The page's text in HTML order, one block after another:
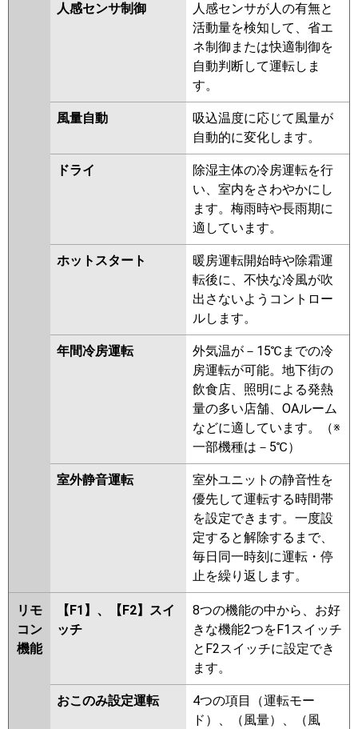
RCI-GP56RSH4 RCI-GP56RSH3
RCI-GP56RSH2
FDTV566H6S FDTV566H6S-airf
FDTV566H6S-rak
osj FDTV565HA5SA-rak
FDTV565HA5SA-airf
FDTV565HA5SA FDTV565HA5SA-
FDTV565H5SA-osj
FDTV565H5SA-rak
FDTV565H5SA-airf
FDTV565H5SA FDTV565H5S-osj
FDTV565H5S-airf
FDTV565H5S
FDTV565H5S-rakuri-na
FDTV565H5S-airflex
PA-P56U7KNBX PA-P56U7HNBX
PA-P56U7KB
PA-P56U7KNB
P56U7HNB PA-P56U7HB PA-
PA-P56U7KN
PA-
PA-P56U7H PA-
PA-P56U6KNB
PA-
PA-P56U6CNB PA-
P56U6HNB PA-P56U6HB PA-
P56U6K PA-P56U6KN PA-
P56U6H
PA-P56U6HN
人感センサ制御
人感センサが人の有無と
活動量を検知して、省エ
ネ制御または快適制御を
自動判断して運転しま
す。
風量自動
吸込温度に応じて風量が
自動的に変化します。
ドライ
除湿主体の冷房運転を行
い、室内をさわやかにし
ます。梅雨時や長雨期に
適しています。
ホットスタート
暖房運転開始時や除霜運
転後に、不快な冷風が吹
出さないようコントロー
ルします。
年間冷房運転
外気温が－15℃までの冷
房運転が可能。地下街の
飲食店、照明による発熱
量の多い店舗、OAルーム
などに適しています。（※
一部機種は－5℃）
室外静音運転
室外ユニットの静音性を
優先して運転する時間帯
を設定できます。一度設
定すると解除するまで、
毎日同一時刻に運転・停
止を繰り返します。
リモ
コン
機能
【F1】、【F2】スイ
ッチ
8つの機能の中から、お好
きな機能2つをF1スイッチ
とF2スイッチに設定でき
ます。
おこのみ設定運転
4つの項目（運転モー
ド）、（風量）、（風